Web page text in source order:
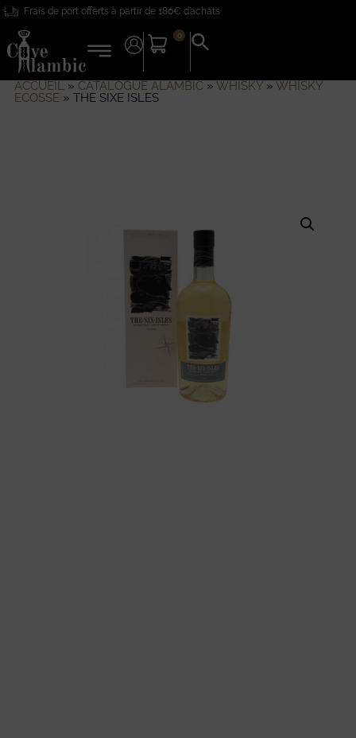
Frais de port offerts à partir de 180€ d’achats
0
Search
for:
ACCUEIL» CATALOGUE ALAMBIC» WHISKY» WHISKY
ECOSSE» THE SIXE ISLES